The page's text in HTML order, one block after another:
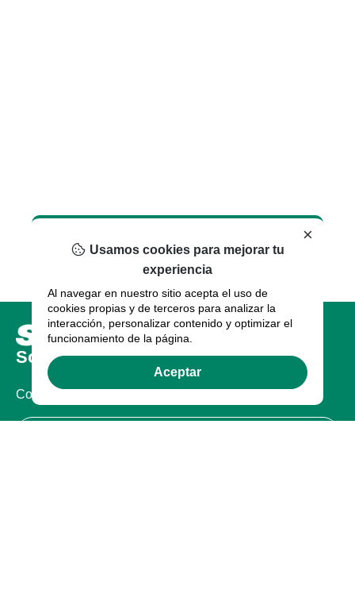
Sobre nosotros
Compañia
×
Usamos cookies para mejorar tu
experiencia
Al navegar en nuestro sitio acepta el uso de
cookies propias y de terceros para analizar la
interacción, personalizar contenido y optimizar el
funcionamiento de la página.
Aceptar